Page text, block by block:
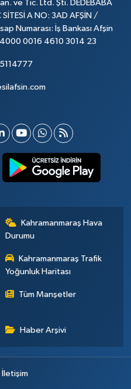
ve Tic. Ltd. Şti. DEDEBABA
SİTESİ A NO: 3AD AFŞİN /
Numarası: İş Bankası Afşin
0016 4610 3014 23
Kahramanmaraş Hava
Durumu
Kahramanmaraş Trafik
Yoğunluk Haritası
Tüm Manşetler
Haber Arşivi
İletişim